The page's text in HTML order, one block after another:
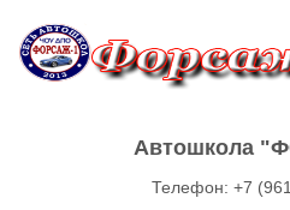
Автошкола
Телефон: +7